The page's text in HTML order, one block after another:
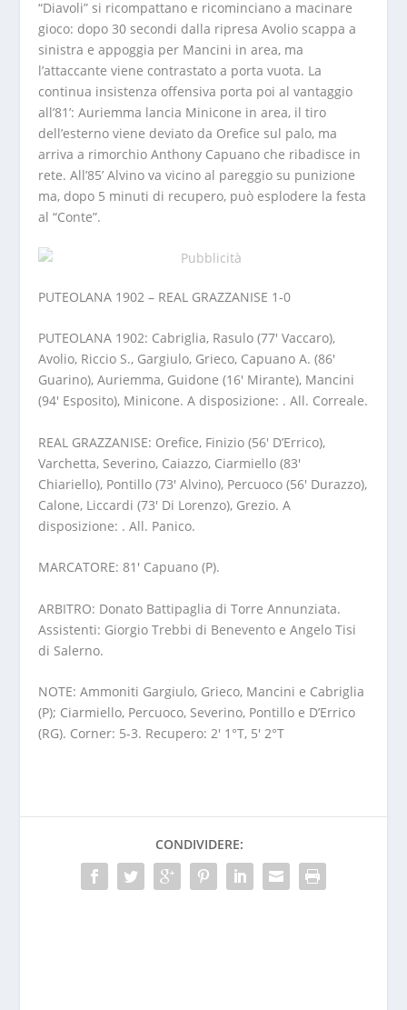
“Diavoli” si ricompattano e ricominciano a macinare
gioco: dopo 30 secondi dalla ripresa Avolio scappa a
sinistra e appoggia per Mancini in area, ma
l’attaccante viene contrastato a porta vuota. La
continua insistenza offensiva porta poi al vantaggio
all’81’: Auriemma lancia Minicone in area, il tiro
dell’esterno viene deviato da Orefice sul palo, ma
arriva a rimorchio Anthony Capuano che ribadisce in
rete. All’85’ Alvino va vicino al pareggio su punizione
ma, dopo 5 minuti di recupero, può esplodere la festa
al “Conte”.
Avolio, Riccio S., Gargiulo, Grieco, Capuano A. (86′
Guarino), Auriemma, Guidone (16′ Mirante), Mancini
(94′ Esposito), Minicone. A disposizione: . All. Correale.
Varchetta, Severino, Caiazzo, Ciarmiello (83′
Chiariello), Pontillo (73′ Alvino), Percuoco (56′ Durazzo),
Calone, Liccardi (73′ Di Lorenzo), Grezio. A
disposizione: . All. Panico.
Assistenti: Giorgio Trebbi di Benevento e Angelo Tisi
di Salerno.
(P); Ciarmiello, Percuoco, Severino, Pontillo e D’Errico
(RG). Corner: 5-3. Recupero: 2′ 1°T, 5′ 2°T
CONDIVIDERE: